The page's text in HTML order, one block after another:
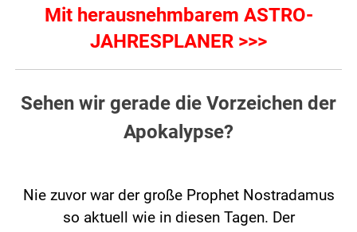
Mit herausnehmbarem ASTRO-
JAHRESPLANER >>>
Sehen wir gerade die Vorzeichen der
Apokalypse?
Nie zuvor war der große Prophet Nostradamus
so aktuell wie in diesen Tagen. Der